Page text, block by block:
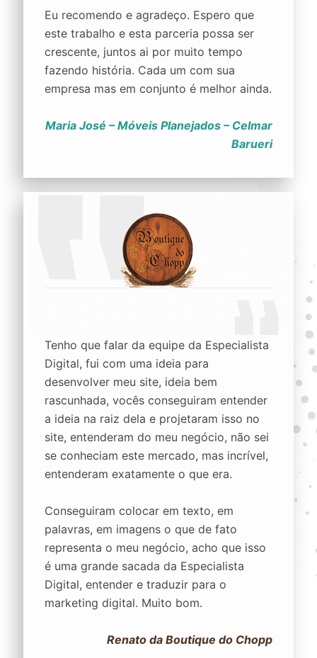
Eu recomendo e agradeço. Espero que
este trabalho e esta parceria possa ser
crescente, juntos ai por muito tempo
fazendo história. Cada um com sua
empresa mas em conjunto é melhor ainda.
Maria José – Móveis Planejados – Celmar
Barueri
Tenho que falar da equipe da Especialista
Digital, fui com uma ideia para
desenvolver meu site, ideia bem
rascunhada, vocês conseguiram entender
a ideia na raiz dela e projetaram isso no
site, entenderam do meu negócio, não sei
se conheciam este mercado, mas incrível,
entenderam exatamente o que era.
Conseguiram colocar em texto, em
palavras, em imagens o que de fato
representa o meu negócio, acho que isso
é uma grande sacada da Especialista
Digital, entender e traduzir para o
marketing digital. Muito bom.
Renato da Boutique do Chopp